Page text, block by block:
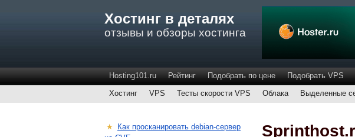
Хостинг в деталях
отзывы и обзоры хостинга
Hosting101.ru Рейтинг Подобрать по цене Подобрать VPS
Хостинг
VPS Тесты скорости VPS Облака Выделенные
★ Как просканировать debian-сервер